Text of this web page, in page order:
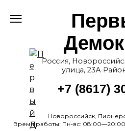
Россия,
улица, 23А
+7 (8617)
Новороссийск,
Время работы: Пн-вс: 08:00—20:00